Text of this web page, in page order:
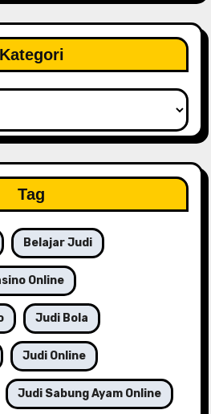
Kategori
Tag
Belajar Judi
Online
Judi Bola
Judi Online
Judi Sabung Ayam Online